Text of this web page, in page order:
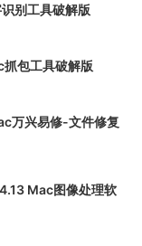
别工具破解版
包工具破解版
万兴易修-文件修复
Mac图像处理软